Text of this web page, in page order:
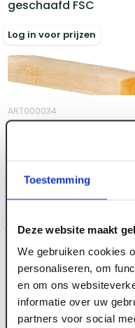
Toestemming
Deze website maakt
We gebruiken cookies
personaliseren, om
en om ons
informatie over uw
partners voor social
geschaafd FSC
Log in voor prijzen
ART000034
22 x 40 mm Vuren